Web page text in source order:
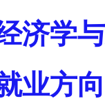
济学
业方